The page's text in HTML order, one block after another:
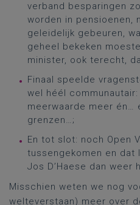
verband besparingen
worden in pensioenen,
geleidelijk gebeuren,
geheel bekeken
minister, ook terecht,
Finaal speelde
wel héél
meerwaarde meer én…
grenzen…;
En tot slot: noch Open
tussengekomen en dat
Jos D’Haese dan weer
Misschien weten we nog
welteverstaan) meer over